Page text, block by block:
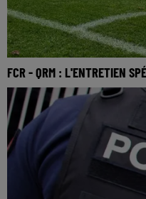
FCR - QRM : L'ENTRETIEN